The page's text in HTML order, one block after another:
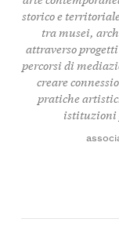
storico e
tramusei,
attraverso
percorsi di
creare
pratiche
istituzioni